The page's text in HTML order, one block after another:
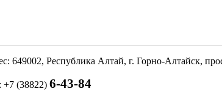
649002, Республика Алтай, г. Горно-Алтайск,
+7 (38822) 6-43-84